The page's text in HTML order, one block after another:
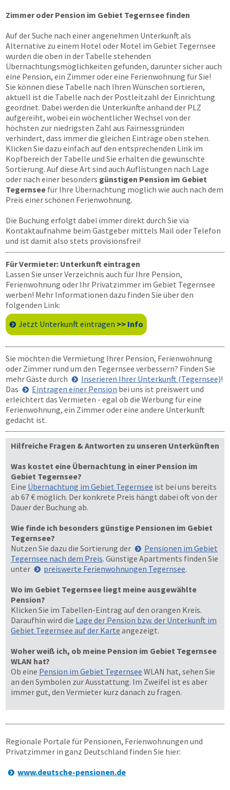
Zimmer oder Pension im Gebiet Tegernsee finden
Auf der Suche nach einer angenehmen Unterkunft als
Alternative zu einem Hotel oder Motel im Gebiet Tegernsee
wurden die oben in der Tabelle stehenden
Übernachtungsmöglichkeiten gefunden, darunter sicher auch
eine Pension, ein Zimmer oder eine Ferienwohnung für Sie!
Sie können diese Tabelle nach Ihren Wünschen sortieren,
aktuell ist die Tabelle nach der Postleitzahl der Einrichtung
geordnet. Dabei werden die Unterkünfte anhand der PLZ
aufgereiht, wobei ein wöchentlicher Wechsel von der
höchsten zur niedrigsten Zahl aus Fairnessgründen
verhindert, dass immer die gleichen Einträge oben stehen.
Klicken Sie dazu einfach auf den entsprechenden Link im
Kopfbereich der Tabelle und Sie erhalten die gewünschte
Sortierung. Auf diese Art sind auch Auflistungen nach Lage
oder nach einer besonders günstigen Pension im Gebiet
Tegernsee für Ihre Übernachtung möglich wie auch nach dem
Preis einer schönen Ferienwohnung.
Die Buchung erfolgt dabei immer direkt durch Sie via
Kontaktaufnahme beim Gastgeber mittels Mail oder Telefon
und ist damit also stets provisionsfrei!
Für Vermieter: Unterkunft eintragen
Lassen Sie unser Verzeichnis auch für Ihre Pension,
Ferienwohnung oder Ihr Privatzimmer im Gebiet Tegernsee
werben! Mehr Informationen dazu finden Sie über den
folgenden Link:
Jetzt Unterkunft eintragen >> Info
Sie möchten die Vermietung Ihrer Pension, Ferienwohnung
oder Zimmer rund um den Tegernsee verbessern? Finden Sie
mehr Gäste durch
Inserieren Ihrer Unterkunft (Tegernsee)!
Das
Eintragen einer Pension bei uns ist preiswert und
erleichtert das Vermieten - egal ob die Werbung für eine
Ferienwohnung, ein Zimmer oder eine andere Unterkunft
gedacht ist.
Hilfreiche Fragen & Antworten zu unseren Unterkünften
Was kostet eine Übernachtung in einer Pension im
Gebiet Tegernsee?
Eine Übernachtung im Gebiet Tegernsee ist bei uns bereits
ab 67 € möglich. Der konkrete Preis hängt dabei oft von der
Dauer der Buchung ab.
Wie finde ich besonders günstige Pensionen im Gebiet
Tegernsee?
Nutzen Sie dazu die Sortierung der
Pensionen im Gebiet
Tegernsee nach dem Preis. Günstige Apartments finden Sie
unter
preiswerte Ferienwohnungen Tegernsee.
Wo im Gebiet Tegernsee liegt meine ausgewählte
Pension?
Klicken Sie im Tabellen-Eintrag auf den orangen Kreis.
Daraufhin wird die Lage der Pension bzw. der Unterkunft im
Gebiet Tegernsee auf der Karte angezeigt.
Woher weiß ich, ob meine Pension im Gebiet Tegernsee
WLAN hat?
Ob eine Pension im Gebiet Tegernsee WLAN hat, sehen Sie
an den Symbolen zur Ausstattung. Im Zweifel ist es aber
immer gut, den Vermieter kurz danach zu fragen.
Regionale Portale für Pensionen, Ferienwohnungen und
Privatzimmer in ganz Deutschland finden Sie hier:
www.deutsche-pensionen.de